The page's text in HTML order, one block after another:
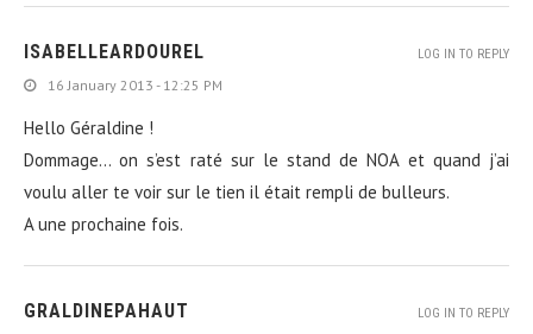
ISABELLEARDOUREL
16 January 2013 - 12:25 PM
Hello Géraldine !
Dommage… on s’est raté sur le stand de NOA et quand j’ai
voulu aller te voir sur le tien il était rempli de bulleurs.
A une prochaine fois.
LOG IN TO REPLY
GRALDINEPAHAUT LOG IN TO REPLY